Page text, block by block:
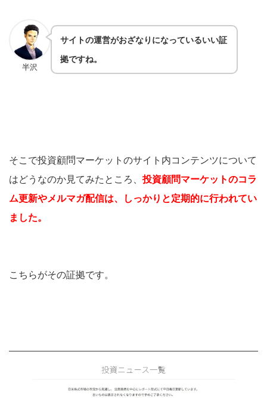
半沢
サイトの運営がおざなりになっているいい証
拠ですね。
そこで投資顧問マーケットのサイト内コンテンツについて
はどうなのか見てみたところ、投資顧問マーケットのコラ
ム更新やメルマガ配信は、しっかりと定期的に行われてい
ました。
こちらがその証拠です。